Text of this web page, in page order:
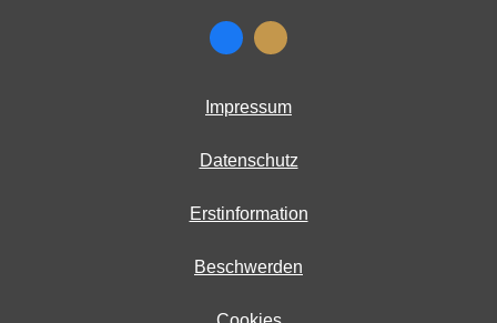
Impressum
Datenschutz
Erstinformation
Beschwerden